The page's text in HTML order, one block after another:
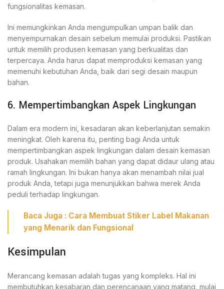
fungsionalitas kemasan.
Ini memungkinkan Anda mengumpulkan umpan balik dan
menyempurnakan desain sebelum memulai produksi. Pastikan
untuk memilih produsen kemasan yang berkualitas dan
terpercaya. Anda harus dapat memproduksi kemasan yang
memenuhi kebutuhan Anda, baik dari segi desain maupun
bahan.
6. Mempertimbangkan Aspek Lingkungan
Dalam era modern ini, kesadaran akan keberlanjutan semakin
meningkat. Oleh karena itu, penting bagi Anda untuk
mempertimbangkan aspek lingkungan dalam desain kemasan
produk. Usahakan memilih bahan yang dapat didaur ulang atau
ramah lingkungan. Ini bukan hanya akan menambah nilai jual
produk Anda, tetapi juga menunjukkan bahwa merek Anda
peduli terhadap lingkungan.
Baca Juga : Cara Membuat Stiker Label Makanan
yang Menarik dan Fungsional
Kesimpulan
Merancang kemasan adalah tugas yang kompleks. Hal ini
membutuhkan kesabaran dan perencanaan yang matang, mulai